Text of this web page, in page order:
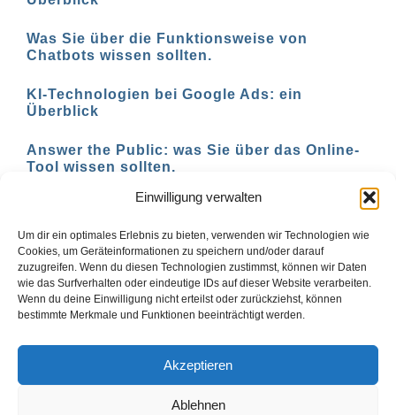
Einwilligung verwalten
Um dir ein optimales Erlebnis zu bieten, verwenden wir Technologien wie
Cookies, um Geräteinformationen zu speichern und/oder darauf
zuzugreifen. Wenn du diesen Technologien zustimmst, können wir Daten
wie das Surfverhalten oder eindeutige IDs auf dieser Website verarbeiten.
Wenn du deine Einwilligung nicht erteilst oder zurückziehst, können
bestimmte Merkmale und Funktionen beeinträchtigt werden.
Akzeptieren
Ablehnen
Was Sie über die Funktionsweise von
Chatbots wissen sollten.
KI-Technologien bei Google Ads: ein
Überblick
Answer the Public: was Sie über das Online-
Tool wissen sollten.
AI-basierte Tools für den Social-Media-
1 2 Vor